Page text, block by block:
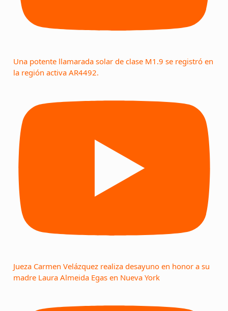
Una potente llamarada solar de clase M1.9 se registró en
la región activa AR4492.
Jueza Carmen Velázquez realiza desayuno en honor a su
madre Laura Almeida Egas en Nueva York